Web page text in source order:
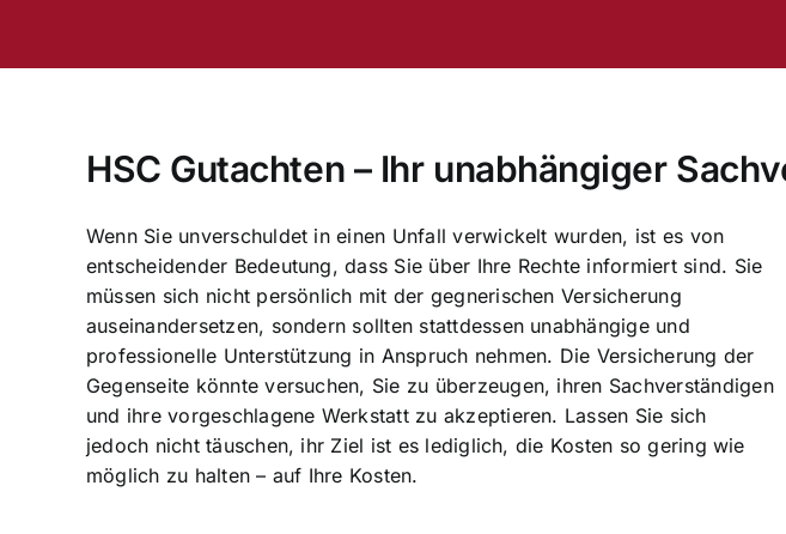
HSC Gutachten – Ihr unabhängiger
Wenn Sie unverschuldet in einen Unfall verwickelt wurden, ist es von
entscheidender Bedeutung, dass Sie über Ihre Rechte informiert sind. Sie
müssen sich nicht persönlich mit der gegnerischen Versicherung
auseinandersetzen, sondern sollten stattdessen unabhängige und
professionelle Unterstützung in Anspruch nehmen. Die Versicherung der
Gegenseite könnte versuchen, Sie zu überzeugen, ihren Sachverständigen
und ihre vorgeschlagene Werkstatt zu akzeptieren. Lassen Sie sich
jedoch nicht täuschen, ihr Ziel ist es lediglich, die Kosten so gering wie
möglich zu halten – auf Ihre Kosten.